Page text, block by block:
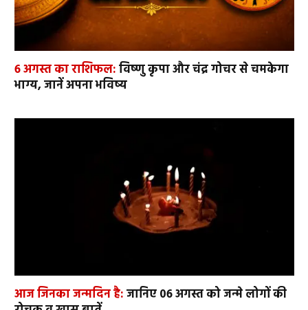
6 अगस्त का राशिफल:विष्णु कृपा और चंद्र गोचर से चमकेगा
भाग्य, जानें अपना भविष्य
आज जिनका जन्मदिन है:जानिए 06 अगस्त को जन्मे लोगों की